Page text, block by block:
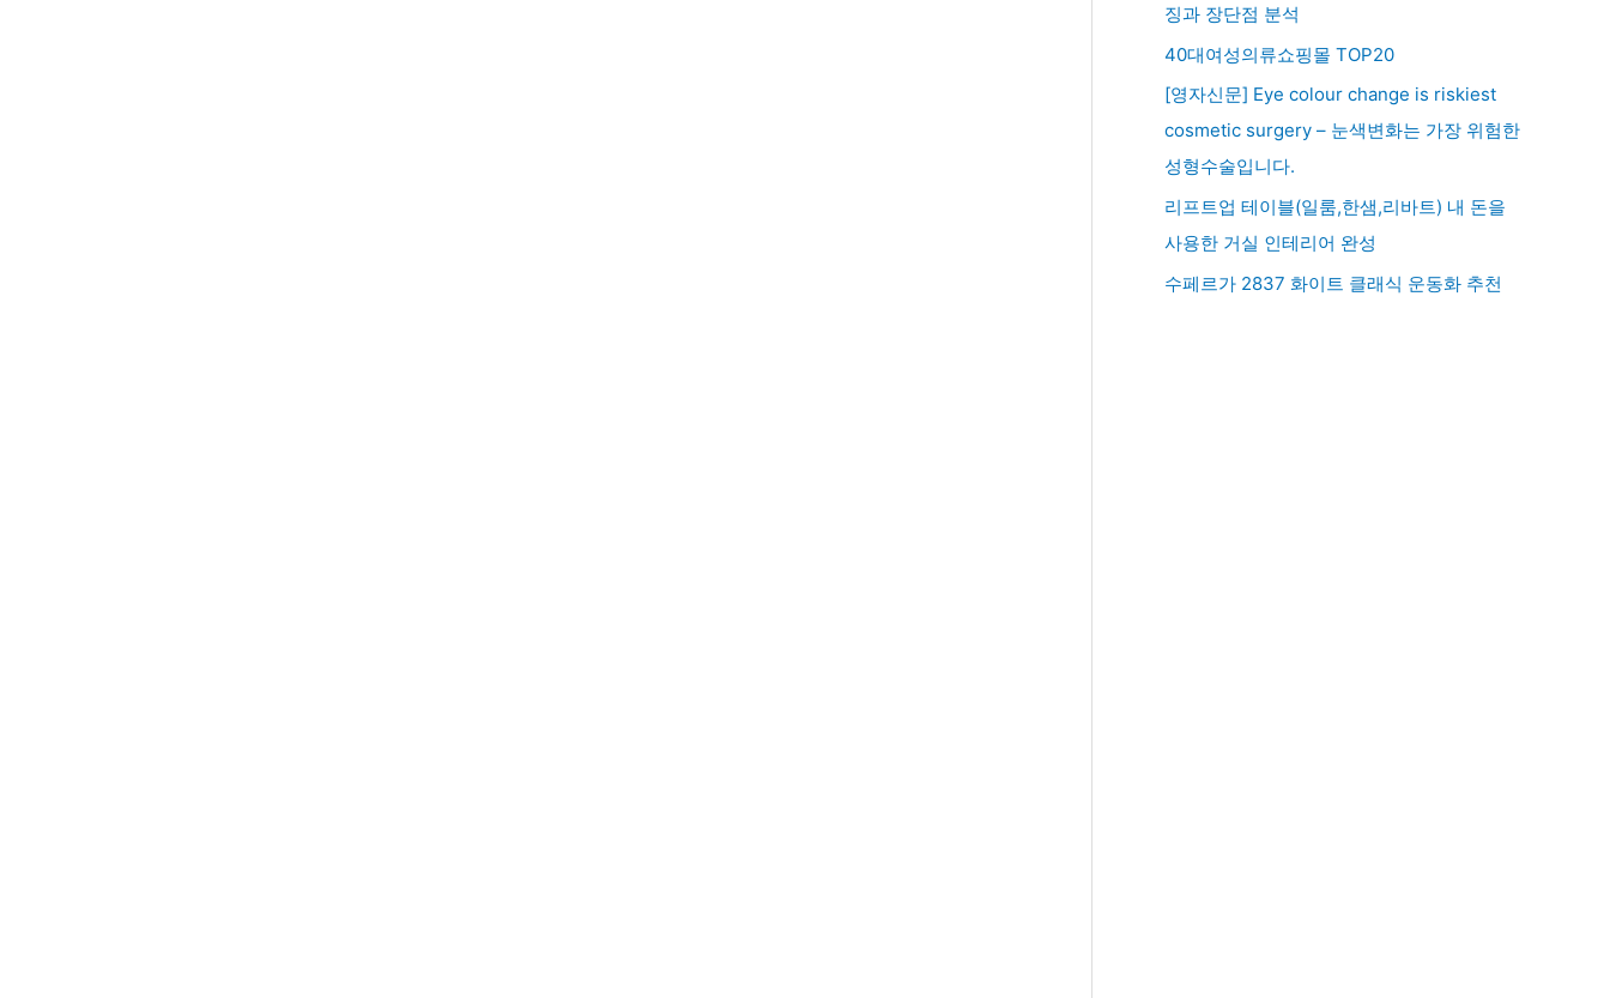
징과 장단점 분석
40대여성의류쇼핑몰 TOP20
[영자신문] Eye colour change is riskiest
cosmetic surgery – 눈색변화는 가장 위험한
성형수술입니다.
리프트업 테이블(일룸,한샘,리바트) 내 돈을
사용한 거실 인테리어 완성
수페르가 2837 화이트 클래식 운동화 추천